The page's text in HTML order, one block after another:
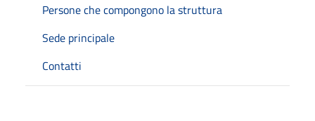
Persone che compongono la struttura
Sede principale
Contatti